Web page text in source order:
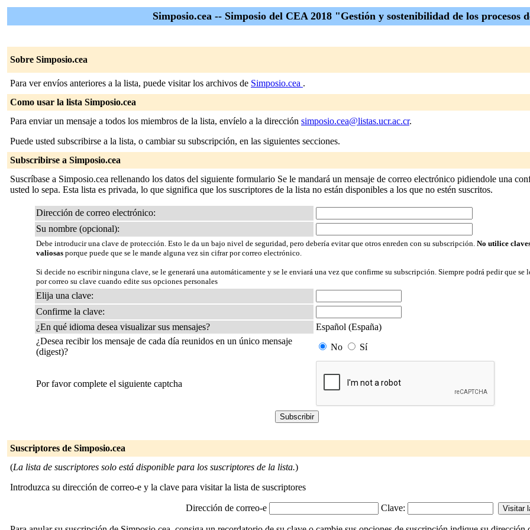
Simposio.cea -- Simposio del CEA 2018 "Gestión y sostenibilidad de los procesos
Sobre Simposio.cea
Para ver envíos anteriores a la lista, puede visitar los archivos de Simposio.cea .
Como usar la lista Simposio.cea
Para enviar un mensaje a todos los miembros de la lista, envíelo a la dirección simposio.cea@listas.ucr.ac.cr.
Puede usted subscribirse a la lista, o cambiar su subscripción, en las siguientes secciones.
Subscribirse a Simposio.cea
Suscríbase a Simposio.cea rellenando los datos del siguiente formulario Se le mandará un mensaje de correo electrónico pidiendole una
usted lo sepa. Esta lista es privada, lo que significa que los suscriptores de la lista no están disponibles a los que no estén suscritos.
Dirección de correo electrónico:
Su nombre (opcional):
Debe introducir una clave de protección. Esto le da un bajo nivel de seguridad, pero debería evitar que otros enreden con su subscripción. No utilice
valiosas porque puede que se le mande alguna vez sin cifrar por correo electrónico.
Si decide no escribir ninguna clave, se le generará una automáticamente y se le enviará una vez que confirme su subscripción. Siempre podrá pedir que se
por correo su clave cuando edite sus opciones personales
Elija una clave:
Confirme la clave:
¿En qué idioma desea visualizar sus mensajes?
Español (España)
¿Desea recibir los mensaje de cada día reunidos en un único mensaje
(digest)?
No Sí
Por favor complete el siguiente captcha
Suscriptores de Simposio.cea
(La lista de suscriptores solo está disponible para los suscriptores de la lista.)
Introduzca su dirección de correo-e y la clave para visitar la lista de suscriptores
Dirección de correo-e Clave: